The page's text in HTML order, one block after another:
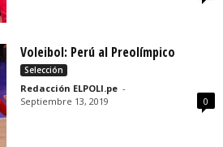
Voleibol: Perú al Preolímpico
Selección
Redacción ELPOLI.pe -
Septiembre 13, 2019
0